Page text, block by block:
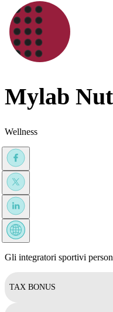
Mylab
Wellness
Gli integratori sportivi
TAX BONUS